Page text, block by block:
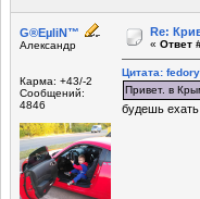
G®EµliN™
Александр
Карма: +43/-2
Сообщений:
4846
Re:
« Ответ
Цитата:
Привет. в
будешь